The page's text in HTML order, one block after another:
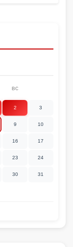
ВС
2 3
9 10
16 17
23 24
30 31